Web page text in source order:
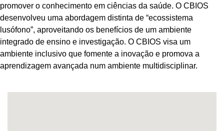
promover o conhecimento em ciências da saúde. O CBIOS
desenvolveu uma abordagem distinta de “ecossistema
lusófono”, aproveitando os benefícios de um ambiente
integrado de ensino e investigação. O CBIOS visa um
ambiente inclusivo que fomente a inovação e promova a
aprendizagem avançada num ambiente multidisciplinar.